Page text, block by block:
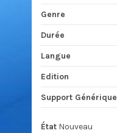
Genre
Durée
Langue
Edition
Support Générique
État Nouveau